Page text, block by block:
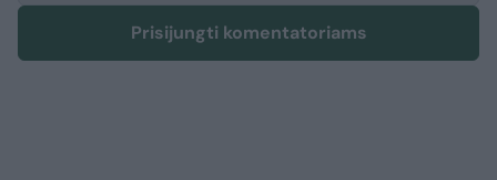
Prisijungti komentatoriams